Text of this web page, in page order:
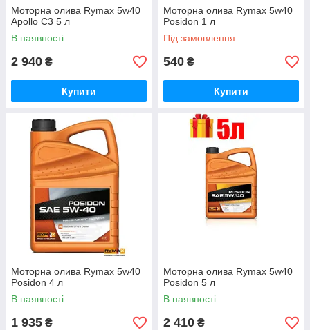
Моторна олива Rymax 5w40
Apollo C3 5 л
В наявності
2 940 ₴
Купити
Моторна олива Rymax 5w40
Posidon 1 л
Під замовлення
540 ₴
Купити
Моторна олива Rymax 5w40
Posidon 4 л
В наявності
1 935 ₴
Моторна олива Rymax 5w40
Posidon 5 л
В наявності
2 410 ₴